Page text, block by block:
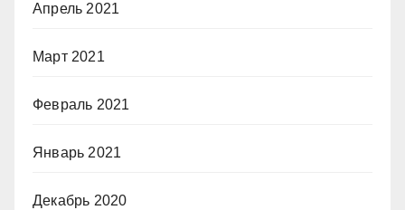
Апрель 2021
Март 2021
Февраль 2021
Январь 2021
Декабрь 2020